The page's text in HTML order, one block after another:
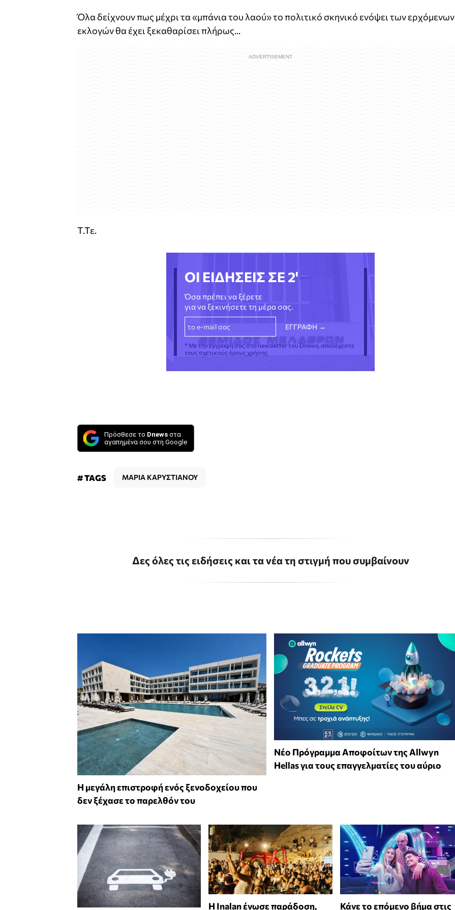
Όλα δείχνουν πως μέχρι τα «μπάνια του λαού» το πολιτικό σκηνικό ενόψει των ερχόμενων
εκλογών θα έχει ξεκαθαρίσει πλήρως...
Τ.Τε.
ΟΙ ΕΙΔΗΣΕΙΣ ΣΕ 2'
Όσα πρέπει να ξέρετε
για να ξεκινήσετε τη μέρα σας.
* Με την εγγραφή σας στο newsletter του Dnews, αποδέχεστε
τους σχετικούς όρους χρήσης
Πρόσθεσε το Dnews στα
αγαπημένα σου στη Google
# TAGS ΜΑΡΙΑ ΚΑΡΥΣΤΙΑΝΟΥ
Δες όλες τις ειδήσεις και τα νέα τη στιγμή που συμβαίνουν
Η μεγάλη επιστροφή ενός ξενοδοχείου που
δεν ξέχασε το παρελθόν του
Νέο Πρόγραμμα Αποφοίτων της Allwyn
Hellas για τους επαγγελματίες του αύριο
Η Inalan ένωσε παράδοση, Κάνε το επόμενο βήμα στις